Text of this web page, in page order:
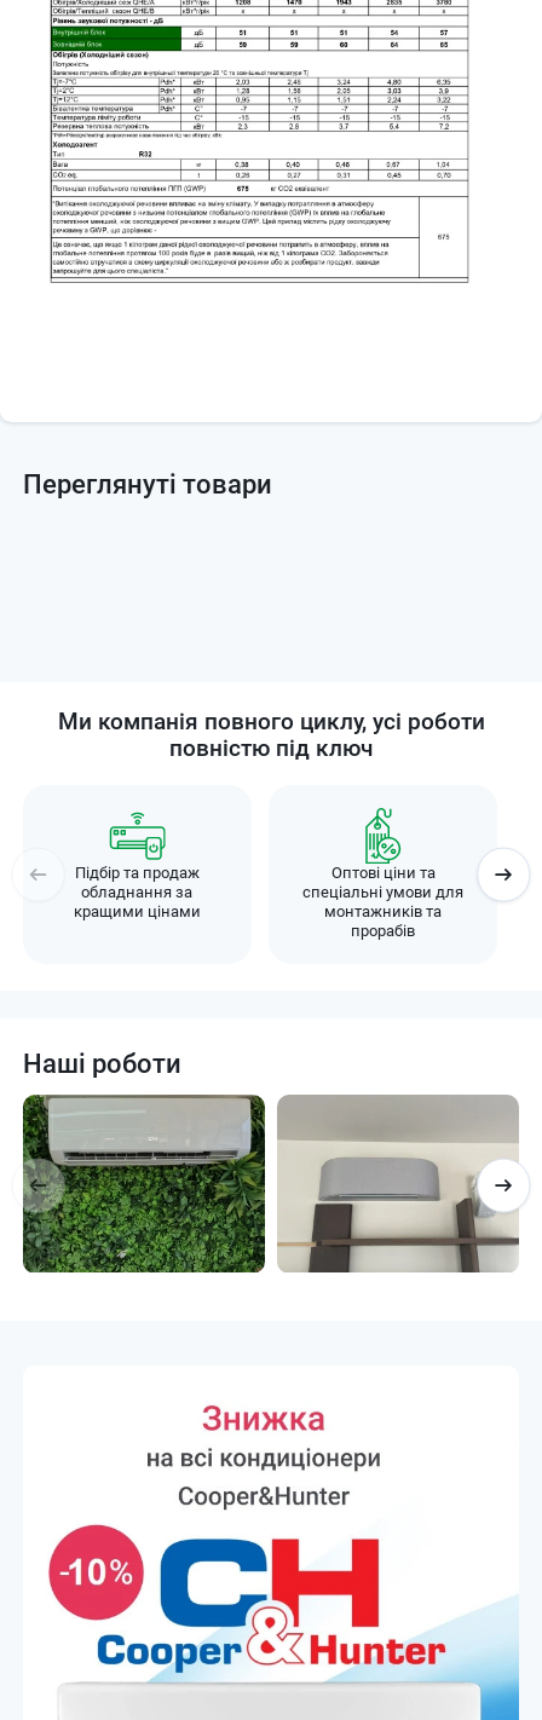
⚖️ Вага внутрішнього блоку:≈ 10 кг
⚖️ Вага зовнішнього блоку:
Переваги Bergen MOSS
Нова модель 2026 року
Інверторна технологія
Обігрів до −15 °C— стабільна робота у прохолодну погоду
Wi-Fi Ready— керування кондиціонером зі смартфона
Тиха робота— комфорт для дому та офісу
Turbo режим— швидке охолодження або обігрів
Sleep режим— комфортний сон
Golden Fin покриття— захист теплообмінника від корозії
Переглянуті товари
Ми компанія повного циклу, усі роботи
повністю під ключ
Підбір та продаж
обладнання за
кращими цінами
Оптові ціни та
спеціальні умови для
монтажників та
прорабів
Наші роботи